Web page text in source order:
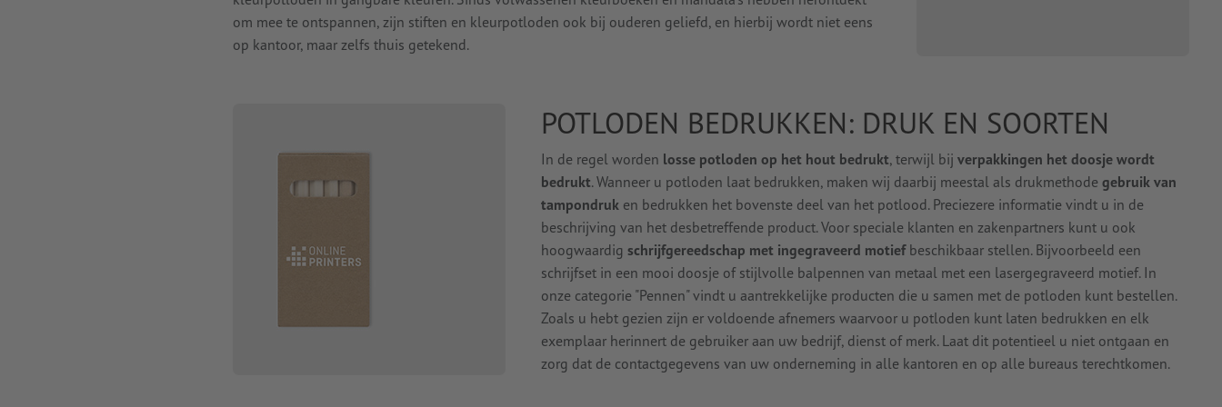
om mee te ontspannen, zijn stiften en kleurpotloden ook bij ouderen geliefd, en hierbij wordt niet eens
op kantoor, maar zelfs thuis getekend.
POTLODEN BEDRUKKEN: DRUK EN SOORTEN
In de regel worden losse potloden op het hout bedrukt, terwijl bij verpakkingen het doosje wordt
bedrukt. Wanneer u potloden laat bedrukken, maken wij daarbij meestal als drukmethode gebruik van
tampondruk en bedrukken het bovenste deel van het potlood. Preciezere informatie vindt u in de
beschrijving van het desbetreffende product. Voor speciale klanten en zakenpartners kunt u ook
hoogwaardig schrijfgereedschap met ingegraveerd motiefbeschikbaar stellen. Bijvoorbeeld een
schrijfset in een mooi doosje of stijlvolle balpennen van metaal met een lasergegraveerd motief. In
onze categorie "Pennen" vindt u aantrekkelijke producten die u samen met de potloden kunt bestellen.
Zoals u hebt gezien zijn er voldoende afnemers waarvoor u potloden kunt laten bedrukken en elk
exemplaar herinnert de gebruiker aan uw bedrijf, dienst of merk. Laat dit potentieel u niet ontgaan en
zorg dat de contactgegevens van uw onderneming in alle kantoren en op alle bureaus terechtkomen.